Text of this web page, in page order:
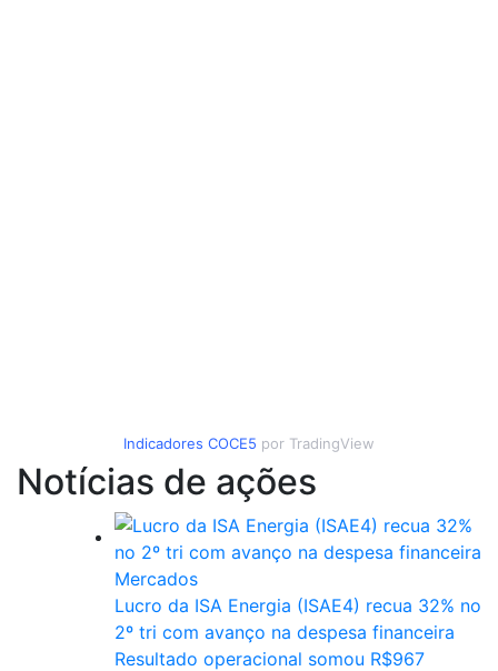
Indicadores COCE5 por TradingView
Notícias de ações
Mercados
Lucro da ISA Energia (ISAE4) recua 32% no
2º tri com avanço na despesa financeira
Resultado operacional somou R$967